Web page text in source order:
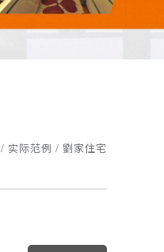
实际范例 劉家住宅